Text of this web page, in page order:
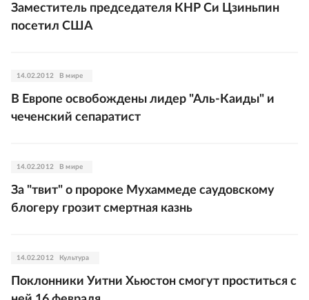
Заместитель председателя КНР Си Цзиньпин
посетил США
14.02.2012 В мире
В Европе освобождены лидер "Аль-Каиды" и
чеченский сепаратист
14.02.2012 В мире
За "твит" о пророке Мухаммеде саудовскому
блогеру грозит смертная казнь
14.02.2012 Культура
Поклонники Уитни Хьюстон смогут проститься с